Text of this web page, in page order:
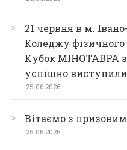
21 червня в м.
Коледжу фізичного
Кубок МІНОТАВРА
успішно
25.06.2026
Вітаємо з
25.06.2026